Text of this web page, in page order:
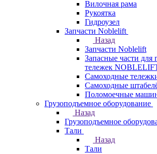
Вилочная рама
Рукоятка
Гидроузел
Запчасти Noblelift
Назад
Запчасти Noblelift
Запасные части для
тележек
Самоходные
Самоходные
Поломоечные
Грузоподъемное оборудование
Назад
Грузоподъемное
Тали
Назад
Тали